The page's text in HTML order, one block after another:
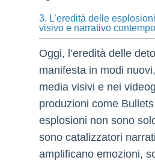
3. L’eredità delle
visivo e narrativo
Oggi, l’eredità delle
manifesta in modi
media visivi e nei
produzioni come
esplosioni non sono
sono catalizzatori
amplificano emozioni,